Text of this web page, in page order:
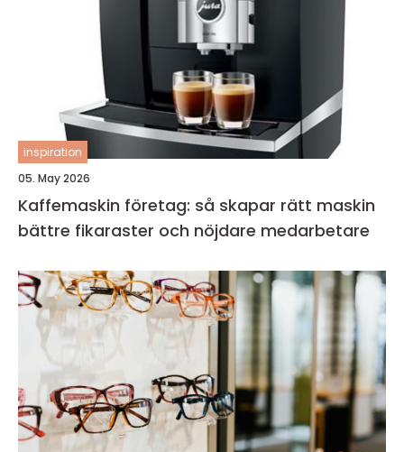
inspiration
05. May 2026
Kaffemaskin företag: så skapar rätt maskin
bättre fikaraster och nöjdare medarbetare